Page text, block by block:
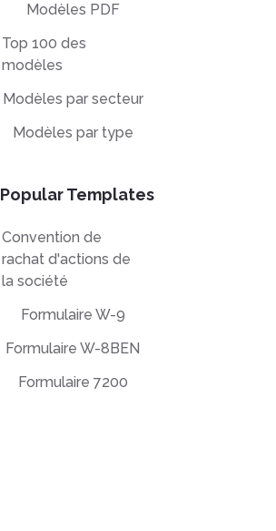
Modèles PDF
Top 100 des
modèles
Modèles par secteur
Modèles par type
Popular Templates
Convention de
rachat d'actions de
la société
Formulaire W-9
Formulaire W-8BEN
Formulaire 7200